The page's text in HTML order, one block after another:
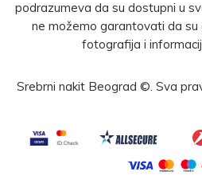
podrazumeva da su dostupni u
ne možemo garantovati da su
fotografija i
Srebrni nakit Beograd ©. Sva